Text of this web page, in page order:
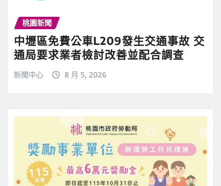
桃園新聞
中壢區免費公車L209發生交通事故 交
通局要求業者檢討改善並配合調查
新聞中心 8 月 5, 2026